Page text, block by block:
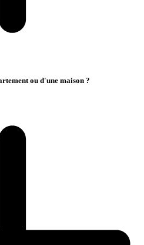
ou d'une maison ?